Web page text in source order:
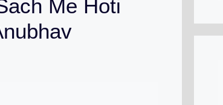
Me Hoti